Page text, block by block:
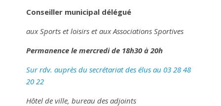
Conseiller municipal délégué
aux Sports et loisirs et aux Associations Sportives
Permanence le mercredi de 18h30 à 20h
Sur rdv. auprès du secrétariat des élus au 03 28 48
20 22
Hôtel de ville, bureau des adjoints